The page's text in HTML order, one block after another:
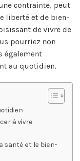
contrainte, peut
liberté et de bien-
de vivre de
pourriez non
également
au quotidien.
à vivre
santé et le bien-